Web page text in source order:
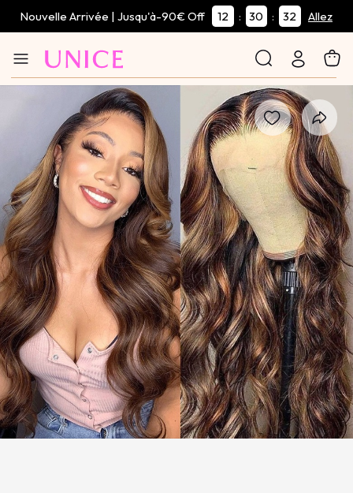
Nouvelle Arrivée | Jusqu'à-90€ Off 12 : 30 : 32 Allez